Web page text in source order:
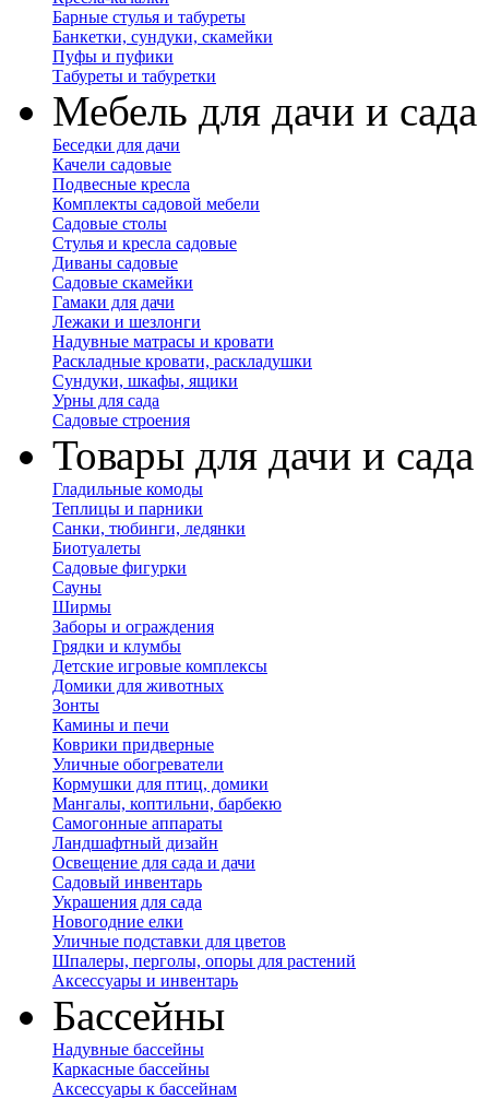
Барные стулья и табуреты
Банкетки, сундуки, скамейки
Пуфы и пуфики
Табуреты и табуретки
Мебель для дачи и сада
Беседки для дачи
Качели садовые
Подвесные кресла
Комплекты садовой мебели
Садовые столы
Стулья и кресла садовые
Диваны садовые
Садовые скамейки
Гамаки для дачи
Лежаки и шезлонги
Надувные матрасы и кровати
Раскладные кровати, раскладушки
Сундуки, шкафы, ящики
Урны для сада
Садовые строения
Товары для дачи и сада
Гладильные комоды
Теплицы и парники
Санки, тюбинги, ледянки
Биотуалеты
Садовые фигурки
Сауны
Ширмы
Заборы и ограждения
Грядки и клумбы
Детские игровые комплексы
Домики для животных
Зонты
Камины и печи
Коврики придверные
Уличные обогреватели
Кормушки для птиц, домики
Мангалы, коптильни, барбекю
Самогонные аппараты
Ландшафтный дизайн
Освещение для сада и дачи
Садовый инвентарь
Украшения для сада
Новогодние елки
Уличные подставки для цветов
Шпалеры, перголы, опоры для растений
Аксессуары и инвентарь
Бассейны
Надувные бассейны
Каркасные бассейны
Аксессуары к бассейнам